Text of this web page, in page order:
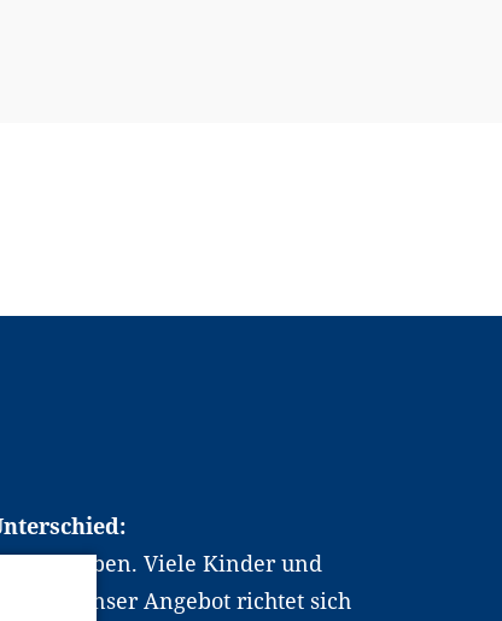
Viele Kinder und
Unser Angebot richtet sich